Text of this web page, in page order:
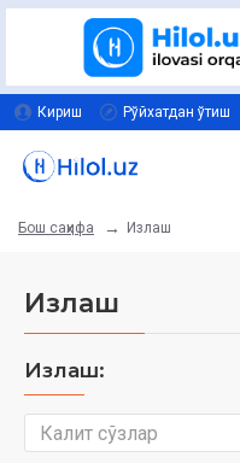
Кириш Рўйхатдан ўтиш
Бош саҳифа Излаш
Излаш
Излаш: